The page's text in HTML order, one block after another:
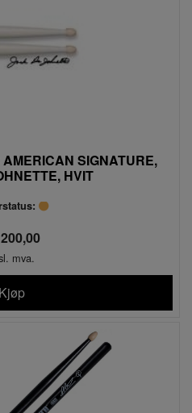
SIGNATURE,
HVIT
mva.
Kjøp